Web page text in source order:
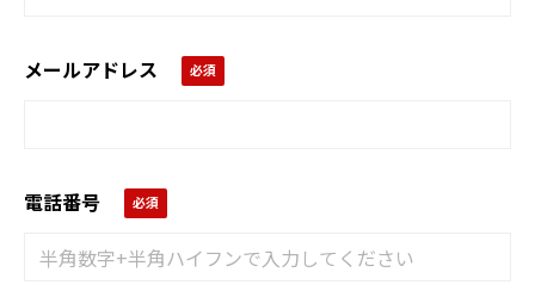
メールアドレス
電話番号